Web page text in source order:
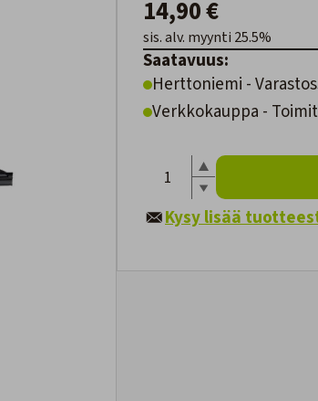
14,90 €
sis. alv. myynti 25.5%
Saatavuus:
Herttoniemi -
Verkkokauppa -
Kysy lisää